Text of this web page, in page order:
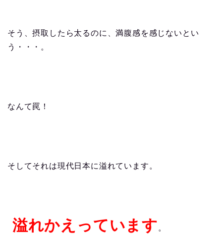
そう、摂取したら太るのに、満腹感を感じないとい
う・・・。
なんて罠！
そしてそれは現代日本に溢れています。
溢れかえっています 。